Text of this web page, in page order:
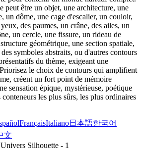
peut être un objet, une architecture, une
un dôme, une cage d'escalier, un couloir,
des paumes, un crâne, des ailes, un
un cercle, une fissure, un rideau de
géométrique, une section spatiale,
symboles abstraits, ou d'autres contours
du thème, exigeant une
le choix de contours qui amplifient
créent un fort point de mémoire
sensation épique, mystérieuse, poétique
les plus sûrs, les plus ordinaires
FrançaisItaliano日本語한국어
文